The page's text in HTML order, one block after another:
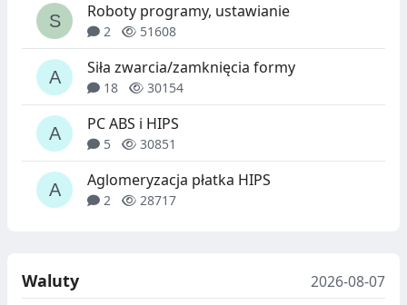
Roboty programy, ustawianie
2 51608
Siła zwarcia/zamknięcia formy
18 30154
PC ABS i HIPS
5 30851
Aglomeryzacja płatka HIPS
2 28717
Waluty
2026-08-07